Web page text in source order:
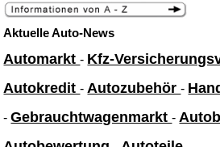
Aktuelle Auto-News
Automarkt- Kfz-
Autokredit- Autozubehör-
-Gebrauchtwagenmarkt-